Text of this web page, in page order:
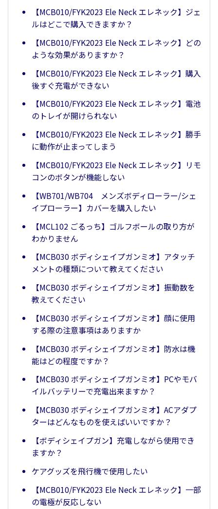
【MCB010/FYK2023 Ele Neck エレネック】ジェ
ルはどこで購入できますか？
【MCB010/FYK2023 Ele Neck エレネック】どの
ような効果がありますか？
【MCB010/FYK2023 Ele Neck エレネック】購入
後すぐ充電ができない
【MCB010/FYK2023 Ele Neck エレネック】電池
のトレイが開けられない
【MCB010/FYK2023 Ele Neck エレネック】勝手
に動作が止まってしまう
【MCB010/FYK2023 Ele Neck エレネック】リモ
コンのボタンが機能しない
【WB701/WB704 メンズボディローラー/シェ
イプローラー】カバーを購入したい
【MCL102 ごるっち】ゴルフボールの取り方が
わかりません
【MCB030 ボディシェイプガンミオ】アタッチ
メントの種類について教えてください
【MCB030 ボディシェイプガンミオ】振動数を
教えてください
【MCB030 ボディシェイプガンミオ】顔に使用
する際の注意事項はありますか
【MCB030 ボディシェイプガンミオ】防水は機
能はどの程度ですか？
【MCB030 ボディシェイプガンミオ】PCやモバ
イルバッテリーで充電出来ますか？
【MCB030 ボディシェイプガンミオ】ACアダプ
ターはどんなものを使えばいいですか？
【ボディシェイプガン】充電しながら使用でき
ますか？
ケアグッズを飛行機で使用したい
【MCB010/FYK2023 Ele Neck エレネック】一部
の電極が反応しない